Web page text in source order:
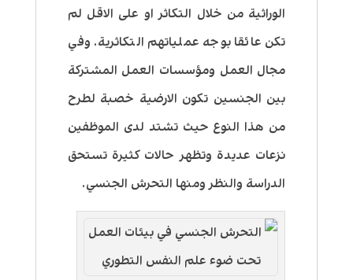
الوراثية من خلال التكاثر او على الاقل لم
تكن عائقا بوجه عملياتهم التكاثرية. وفي
مجال العمل ومؤسسات العمل المشتركة
بين الجنسين تكون الارضية خصبة لطرح
من هذا النوع حيث تشتد لدى الموظفين
نزعات عديدة وتظهر حالات كثيرة تستحق
الدراسة والنظر ومنها التحرش الجنسي.